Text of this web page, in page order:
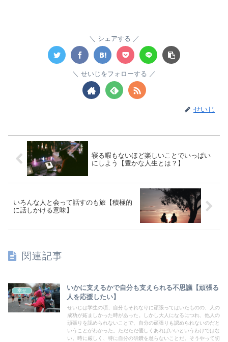
シェアする
せいじをフォローする
せいじ
寝る暇もないほど楽しいことでいっぱい
にしよう【豊かな人生とは？】
いろんな人と会って話すのも旅【積極的
に話しかける意味】
関連記事
幸せ
いかに支えるかで自分も支えられる不思議【頑張る
人を応援したい】
せいじは学生の頃、自分もそれなりに頑張ってはいたものの、人の
成功が妬ましかった時があった。しかし大人になるにつれ、他人の
頑張りを認められないことで、自分の頑張りも認められないのだと
いうことがわかった。ただただ優しくあればいいというわけではな
い。時に厳しく、特に自分の研鑽を怠らないことだ。そうやって切